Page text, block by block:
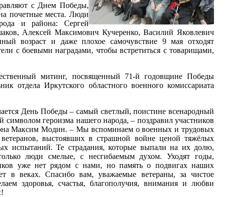
с Днем Победы,
почетные места. Люди
и района: Сергей
Алексей Максимович Кучеренко, Василий Яковлевич
возраст и даже плохое самочувствие 9 мая отходят
с боевыми наградами, чтобы встретиться с товарищами,
митинг, посвященный 71-й годовщине Победы
отдела Иркутского областного военного комиссариата
День Победы – самый светлый, поистине всенародный
символом героизма нашего народа, – поздравил участников
Максим Модин. – Мы вспоминаем о военных и трудовых
выстоявших в страшной войне ценой тяжёлых
испытаний. Те страдания, которые выпали на их долю,
люди смелые, с несгибаемым духом. Уходят годы,
уже нет рядом с нами, но память о подвигах наших
в веках. Спасибо вам, уважаемые ветераны, за чистое
здоровья, счастья, благополучия, внимания и любви